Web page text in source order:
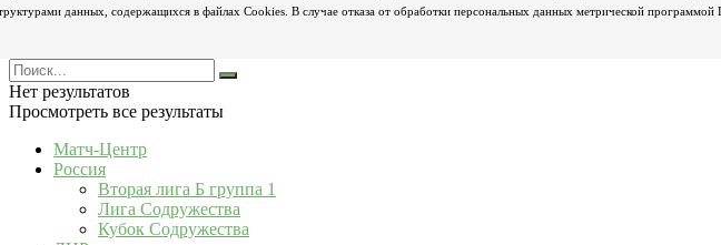
данных, содержащихся в файлах Cookies. В случае отказа от обработки персональных данных метрической
Нет результатов
Просмотреть все результаты
Матч-Центр
Россия
Вторая лига Б группа 1
Лига Содружества
Кубок Содружества